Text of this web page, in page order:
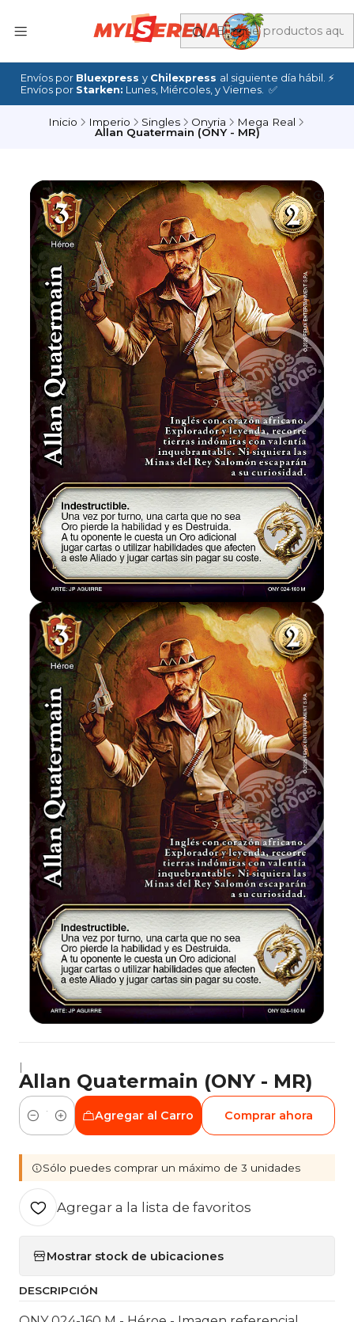
Envíos por Bluexpress y Chilexpress al siguiente día hábil. ⚡
Envíos por Starken: Lunes, Miércoles, y Viernes. ✅
Inicio Imperio Singles Onyria
Mega Real
Allan Quatermain (ONY - MR)
|
Allan Quatermain (ONY - MR)
Cantidad
Agregar al Carro Comprar ahora
Sólo puedes comprar un máximo de 3 unidades
Agregar a la lista de favoritos
Mostrar stock de ubicaciones
DESCRIPCIÓN